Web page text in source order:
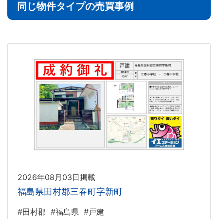
同じ物件タイプの売買事例
2026年08月03日掲載
福島県田村郡三春町字新町
#田村郡 #福島県 #戸建